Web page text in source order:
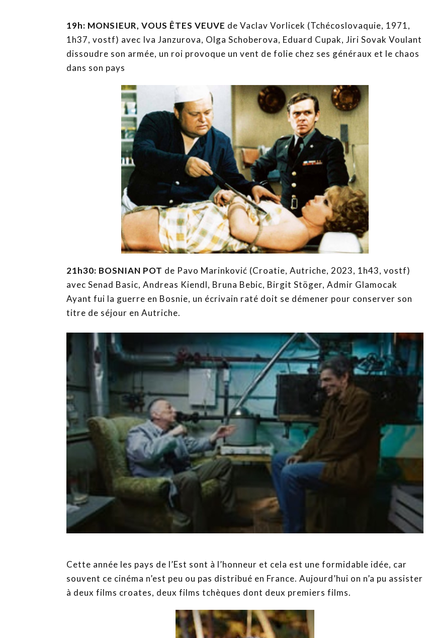
19h: MONSIEUR, VOUS ÊTES VEUVE de Vaclav Vorlicek (Tchécoslovaquie, 1971,
1h37, vostf) avec Iva Janzurova, Olga Schoberova, Eduard Cupak, Jiri Sovak Voulant
dissoudre son armée, un roi provoque un vent de folie chez ses généraux et le chaos
dans son pays
21h30: BOSNIAN POT de Pavo Marinković (Croatie, Autriche, 2023, 1h43, vostf)
avec Senad Basic, Andreas Kiendl, Bruna Bebic, Birgit Stöger, Admir Glamocak
Ayant fui la guerre en Bosnie, un écrivain raté doit se démener pour conserver son
titre de séjour en Autriche.
Cette année les pays de l’Est sont à l’honneur et cela est une formidable idée, car
souvent ce cinéma n’est peu ou pas distribué en France. Aujourd’hui on n’a pu assister
à deux films croates, deux films tchèques dont deux premiers films.